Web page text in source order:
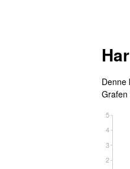
Denne
Grafen
2
3
4
5